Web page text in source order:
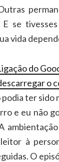
E se
vida
do
o
ter sido
e eu não
à
O